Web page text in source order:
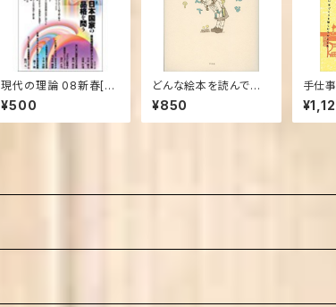
現代の理論 08新春[vo
l.14] (現代の理論) (単
行本)
¥500
どんな絵本を読んでき
た? 単行本（ソフトカ
バー）
¥850
手仕
しの
くり
単行